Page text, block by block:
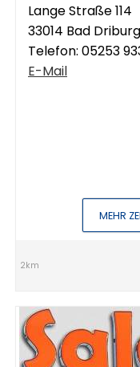
Lange Straße 114
33014 Bad Driburg
Telefon: 05253
E-Mail
MEHR
2km